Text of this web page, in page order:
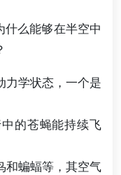
什么能够在半空中
力学状态，一个是
的苍蝇能持续飞
和蝙蝠等，其空气